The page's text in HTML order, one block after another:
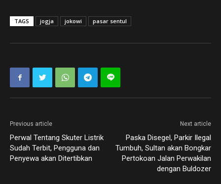
TAGS jogja jokowi pasar sentul
Previous article
Perwal Tentang Skuter Listrik
Sudah Terbit, Pengguna dan
Penyewa akan Ditertibkan
Next article
Paska Disegel, Parkir Ilegal
Tumbuh, Sultan akan Bongkar
Pertokoan Jalan Perwakilan
dengan Buldozer